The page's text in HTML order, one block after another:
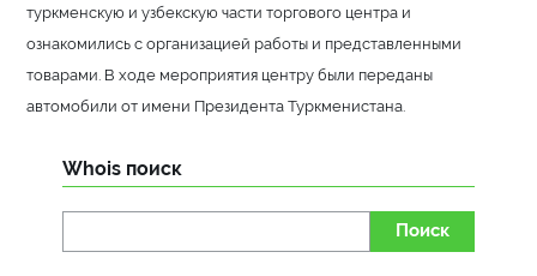
туркменскую и узбекскую части торгового центра и
ознакомились с организацией работы и представленными
товарами. В ходе мероприятия центру были переданы
автомобили от имени Президента Туркменистана.
Whois поиск
Поиск